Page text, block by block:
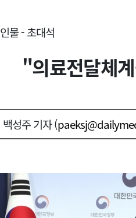
인물 - 초대석
"의료전달체
백성주 기자 (